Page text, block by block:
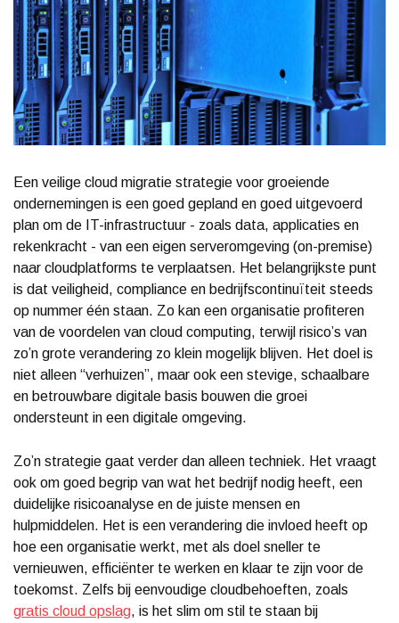
Een veilige cloud migratie strategie voor groeiende
ondernemingen is een goed gepland en goed uitgevoerd
plan om de IT-infrastructuur - zoals data, applicaties en
rekenkracht - van een eigen serveromgeving (on-premise)
naar cloudplatforms te verplaatsen. Het belangrijkste punt
is dat veiligheid, compliance en bedrijfscontinuïteit steeds
op nummer één staan. Zo kan een organisatie profiteren
van de voordelen van cloud computing, terwijl risico’s van
zo’n grote verandering zo klein mogelijk blijven. Het doel is
niet alleen “verhuizen”, maar ook een stevige, schaalbare
en betrouwbare digitale basis bouwen die groei
ondersteunt in een digitale omgeving.
Zo’n strategie gaat verder dan alleen techniek. Het vraagt
ook om goed begrip van wat het bedrijf nodig heeft, een
duidelijke risicoanalyse en de juiste mensen en
hulpmiddelen. Het is een verandering die invloed heeft op
hoe een organisatie werkt, met als doel sneller te
vernieuwen, efficiënter te werken en klaar te zijn voor de
toekomst. Zelfs bij eenvoudige cloudbehoeften, zoals
gratis cloud opslag, is het slim om stil te staan bij